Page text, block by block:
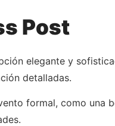
Post
elegante y
detalladas.
formal, como una